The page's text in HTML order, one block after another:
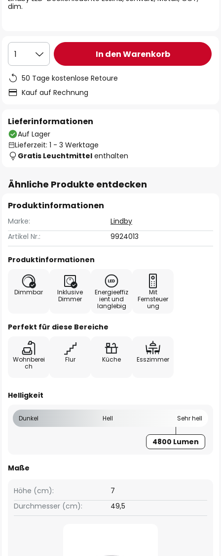
dim.
1 In den Warenkorb
50 Tage kostenlose Retoure
Kauf auf Rechnung
Lieferinformationen
Auf Lager
Lieferzeit: 1 - 3 Werktage
Gratis Leuchtmittel enthalten
Ähnliche Produkte entdecken
Produktinformationen
Marke:
Lindby
Artikel Nr.:
9924013
Produktinformationen
Dimmbar
Inklusive
Dimmer
Energieeffiz
ient und
langlebig
Mit
Fernsteuer
ung
Perfekt für diese Bereiche
Wohnberei
ch
Flur Küche Esszimmer
Helligkeit
Dunkel Hell Sehr hell
4800 Lumen
Maße
Höhe (cm):
7
Durchmesser (cm):
49,5